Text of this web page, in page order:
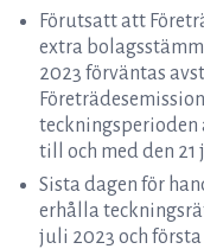
Förutsatt att
extra
2023 förväntas
teckningsperioden
till och med den 21
Sista dagen för
erhålla
juli 2023 och